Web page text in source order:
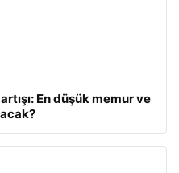
En düşük memur ve